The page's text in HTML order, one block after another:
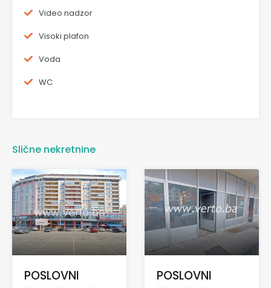
Video nadzor
Visoki plafon
Voda
WC
Slične nekretnine
POSLOVNI
POSLOVNI